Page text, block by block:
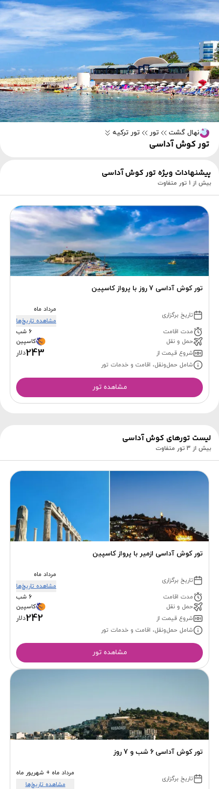
تور کوش آداسی
نهال گشت تور تور ترکیه
پیشنهادات ویژه تور کوش آداسی
بیش از 1 تور متفاوت
تور کوش آداسی 7 روز با پرواز کاسپین
تاریخ برگزاری
مرداد ماه
مشاهده تاریخ‌ها
مدت اقامت
6 شب
حمل و نقل
کاسپین
شروع قیمت از
243دلار
شامل حمل‌ونقل، اقامت و خدمات تور
مشاهده تور
لیست تورهای کوش آداسی
بیش از 3 تور متفاوت
تور کوش آداسی ازمیر با پرواز کاسپین
تاریخ برگزاری
مرداد ماه
مشاهده تاریخ‌ها
مدت اقامت
6 شب
حمل و نقل
کاسپین
شروع قیمت از
242دلار
شامل حمل‌ونقل، اقامت و خدمات تور
مشاهده تور
تور کوش آداسی 6 شب و 7 روز
تاریخ برگزاری
مرداد ماه + شهریور ماه
مشاهده تاریخ‌ها